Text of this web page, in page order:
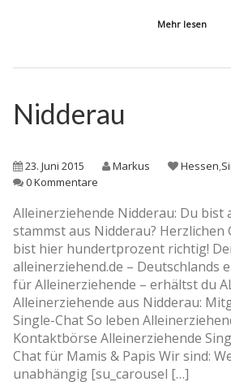
Mehr lesen
Nidderau
23. Juni 2015 Markus Hessen,
0 Kommentare
Alleinerziehende Nidderau: Du bist
stammst aus Nidderau? Herzlichen
bist hier hundertprozent richtig!
alleinerziehend.de – Deutschlands
für Alleinerziehende – erhältst du
Alleinerziehende aus Nidderau:
Single-Chat So leben
Kontaktbörse Alleinerziehende
Chat für Mamis & Papis Wir sind:
unabhängig [su_carousel […]